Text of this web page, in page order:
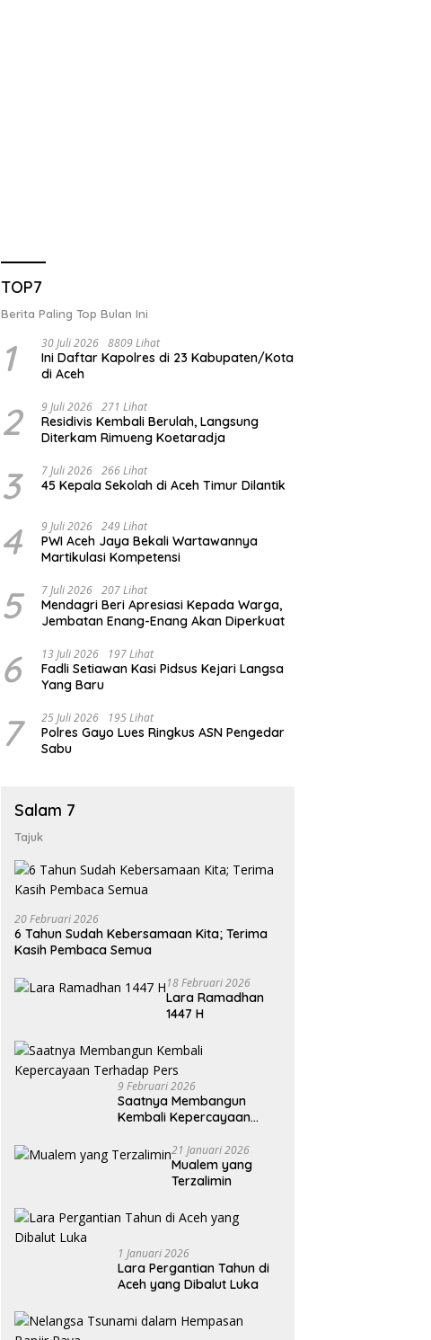
TOP7
Berita Paling Top Bulan Ini
1 30 Juli 2026 8809 Lihat
Ini Daftar Kapolres di 23 Kabupaten/Kota
di Aceh
2 9 Juli 2026 271 Lihat
Residivis Kembali Berulah, Langsung
Diterkam Rimueng Koetaradja
3 7 Juli 2026 266 Lihat
45 Kepala Sekolah di Aceh Timur Dilantik
4 9 Juli 2026 249 Lihat
PWI Aceh Jaya Bekali Wartawannya
Martikulasi Kompetensi
5 7 Juli 2026 207 Lihat
Mendagri Beri Apresiasi Kepada Warga,
Jembatan Enang-Enang Akan Diperkuat
6 13 Juli 2026 197 Lihat
Fadli Setiawan Kasi Pidsus Kejari Langsa
Yang Baru
7 25 Juli 2026 195 Lihat
Polres Gayo Lues Ringkus ASN Pengedar
Sabu
Salam 7
Tajuk
20 Februari 2026
6 Tahun Sudah Kebersamaan Kita; Terima
Kasih Pembaca Semua
18 Februari 2026
Lara Ramadhan
1447 H
9 Februari 2026
Saatnya Membangun
Kembali Kepercayaan
21 Januari 2026
Mualem yang
Terzalimin
1 Januari 2026
Lara Pergantian Tahun di
Aceh yang Dibalut Luka